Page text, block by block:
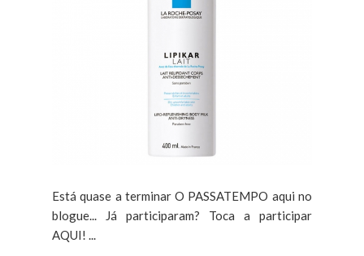
Está quase a terminar O PASSATEMPO aqui no
blogue... Já participaram? Toca a participar
AQUI! ...